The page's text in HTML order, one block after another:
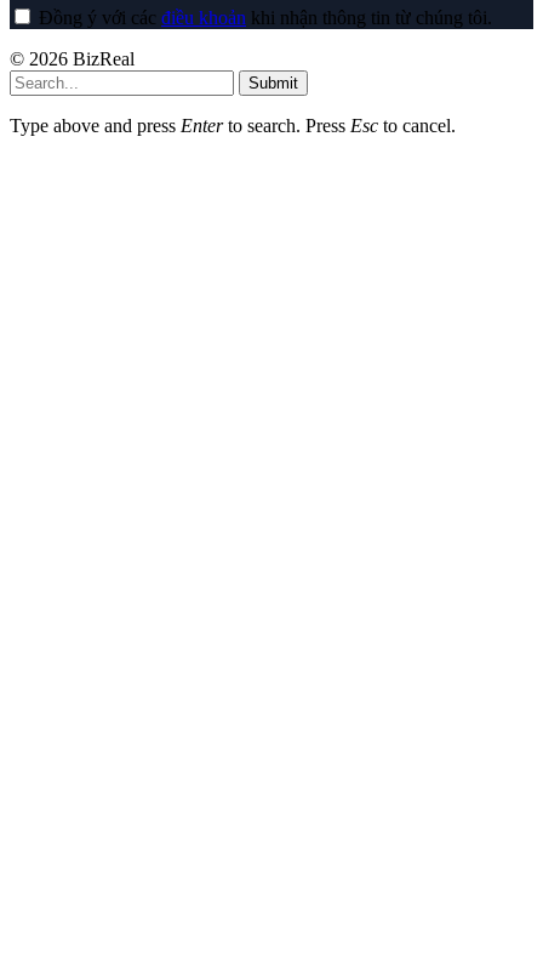
Đồng ý với các điều khoản khi nhận thông tin từ chúng tôi.
© 2026 BizReal
Submit
Type above and press Enterto search. Press Esc to cancel.